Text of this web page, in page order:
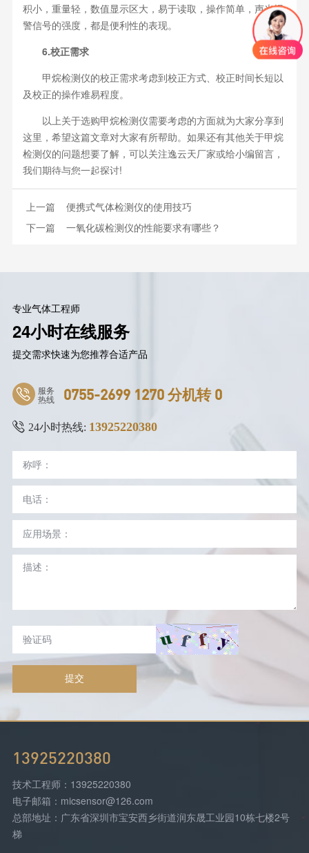
积小，重量轻，数值显示区大，易于读取，操作简单，声光报
警信号的强度，都是便利性的表现。
6.校正需求
甲烷检测仪的校正需求考虑到校正方式、校正时间长短以
及校正的操作难易程度。
以上关于选购甲烷检测仪需要考虑的方面就为大家分享到
这里，希望这篇文章对大家有所帮助。如果还有其他关于甲烷
检测仪的问题想要了解，可以关注逸云天厂家或给小编留言，
我们期待与您一起探讨!
上一篇 便携式气体检测仪的使用技巧
下一篇 一氧化碳检测仪的性能要求有哪些？
专业气体工程师
24小时在线服务
提交需求快速为您推荐合适产品
服务
热线 0755-2699 1270 分机转 0
24小时热线: 13925220380
提交
13925220380
技术工程师：13925220380
电子邮箱：micsensor@126.com
总部地址：广东省深圳市宝安西乡街道润东晟工业园10栋七楼2号
梯